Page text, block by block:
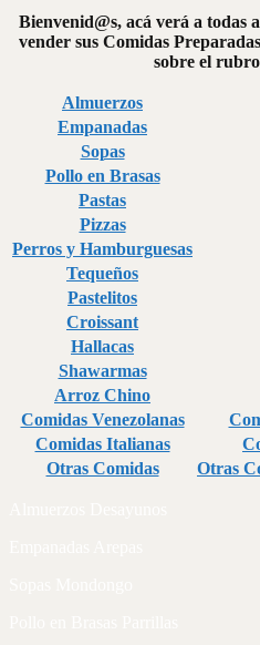
Bienvenid@s, acá verá a todas
vender sus Comidas
sobre el
Almuerzos
Empanadas
Sopas
Pollo en Brasas
Pastas
Pizzas
Perros y Hamburguesas
Tequeños
Pastelitos
Croissant
Hallacas
Shawarmas
Arroz Chino
Comidas Venezolanas
Comidas Italianas
Otras Comidas
Otras